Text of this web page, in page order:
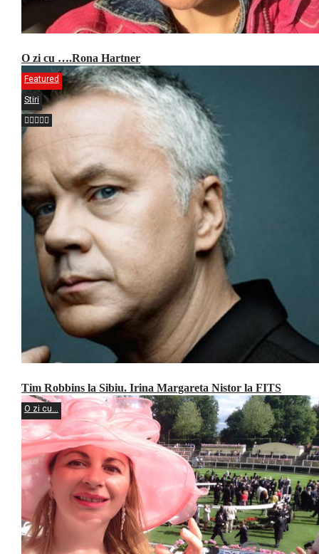
O zi cu ….Rona Hartner
Featured
Stiri
Tim Robbins la Sibiu. Irina Margareta Nistor la FITS
O zi cu...